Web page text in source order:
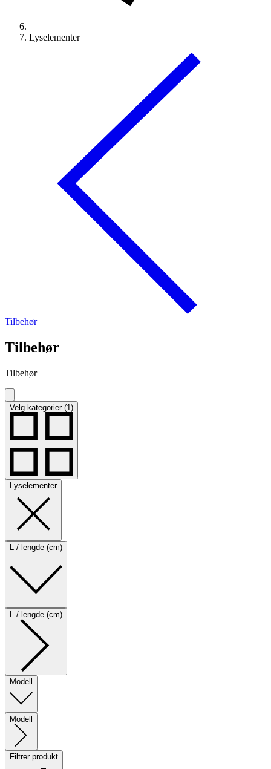
Lyselementer
Tilbehør
Tilbehør
Tilbehør
Velg kategorier (1)
Lyselementer
L / lengde (cm)
L / lengde (cm)
Modell
Modell
Filtrer produkt